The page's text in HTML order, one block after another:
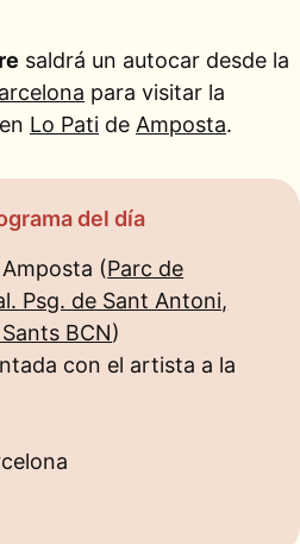
saldrá un autocar desde la
para visitar la
en Lo Pati de Amposta.
del día
(Parc de
Psg. de Sant Antoni,
BCN)
con el artista a la